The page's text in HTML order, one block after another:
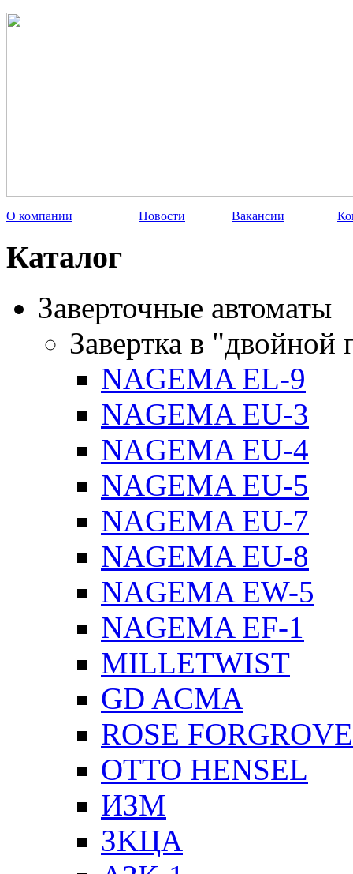
О компании Новости Вакансии
Каталог
Заверточные автоматы
Завертка в "двойной
NAGEMA EL-9
NAGEMA EU-3
NAGEMA EU-4
NAGEMA EU-5
NAGEMA EU-7
NAGEMA EU-8
NAGEMA EW-5
NAGEMA EF-1
MILLETWIST
GD ACMA
ROSE FORGROVE
OTTO HENSEL
ИЗМ
ЗKЦA